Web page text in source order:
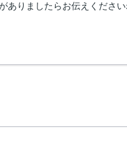
ありましたらお伝えくださ